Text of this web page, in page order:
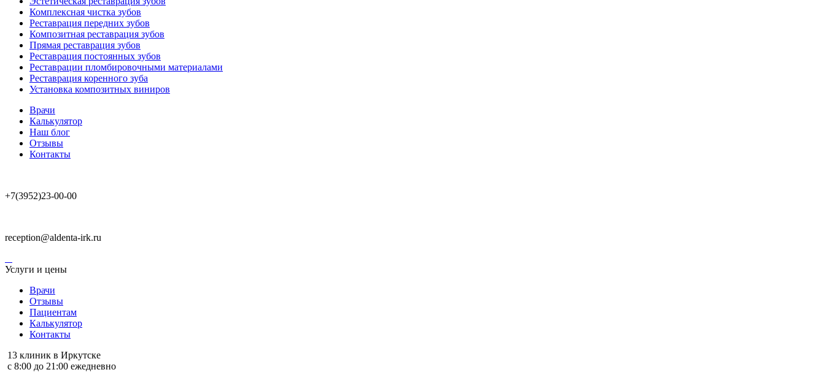
Комплексная чистка зубов
Реставрация передних зубов
Композитная реставрация зубов
Прямая реставрация зубов
Реставрация постоянных зубов
Реставрации пломбировочными материалами
Реставрация коренного зуба
Установка композитных виниров
Врачи
Калькулятор
Наш блог
Отзывы
Контакты
+7(3952)23-00-00
reception@aldenta-irk.ru
Услуги и цены
Врачи
Отзывы
Пациентам
Калькулятор
Контакты
13 клиник в Иркутске
с 8:00 до 21:00 ежедневно